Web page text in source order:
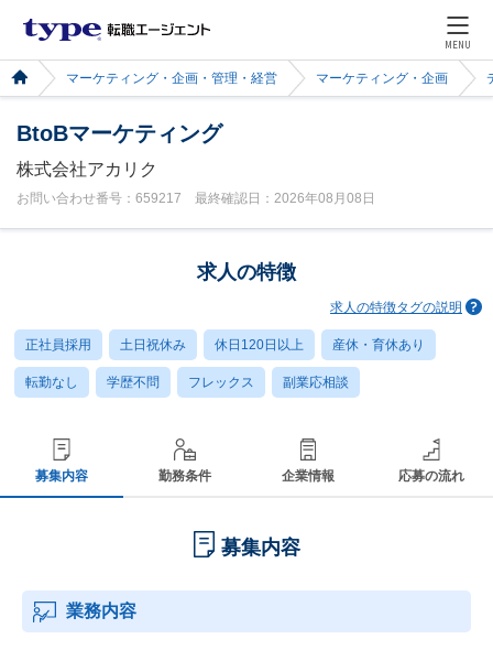
MENU
マーケティング・企画・管理・経営 マーケティング・企画
BtoBマーケティング
株式会社アカリク
お問い合わせ番号：659217 最終確認日：2026年08月08日
求人の特徴
求人の特徴タグの説明
正社員採用 土日祝休み 休日120日以上 産休・育休あり
転勤なし 学歴不問 フレックス 副業応相談
募集内容 勤務条件 企業情報 応募の流れ
募集内容
業務内容